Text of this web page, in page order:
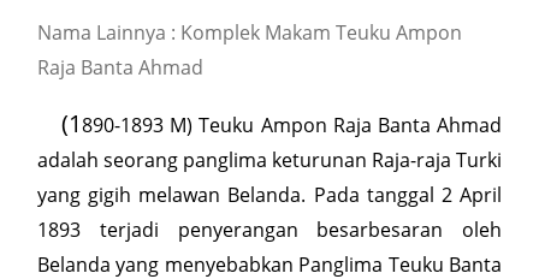
Nama Lainnya : Komplek Makam Teuku Ampon
Raja Banta Ahmad
(1890-1893 M) Teuku Ampon Raja Banta Ahmad
adalah seorang panglima keturunan Raja-raja Turki
yang gigih melawan Belanda. Pada tanggal 2 April
1893 terjadi penyerangan besarbesaran oleh
Belanda yang menyebabkan Panglima Teuku Banta